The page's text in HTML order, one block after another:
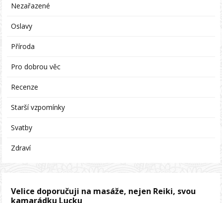
Nezařazené
Oslavy
Příroda
Pro dobrou věc
Recenze
Starší vzpomínky
Svatby
Zdraví
Velice doporučuji na masáže, nejen Reiki, svou
kamarádku Lucku